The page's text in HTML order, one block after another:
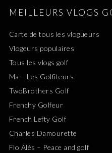
MEILLEURS VLOGS
Carte de tous les vlogueurs
Vlogeurs populaires
Tous les vlogs golf
Ma – Les Golfiteurs
TwoBrothers Golf
Frenchy Golfeur
French Lefty Golf
Charles Damourette
Flo Alès – Peace and golf